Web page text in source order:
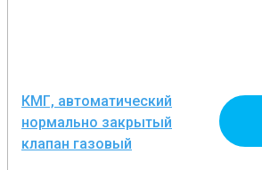
КМГ, автоматический
нормально закрытый
клапан газовый